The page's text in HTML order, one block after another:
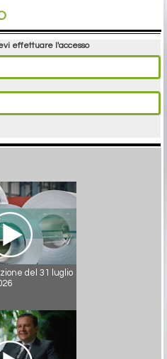
effettuare l'accesso
del 31 luglio